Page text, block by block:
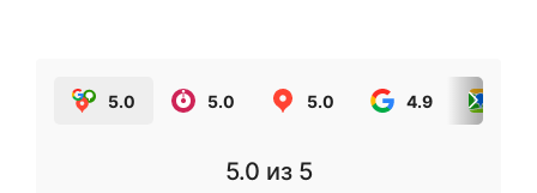
5.0 5.0 5.0 4.9
5.0 из 5